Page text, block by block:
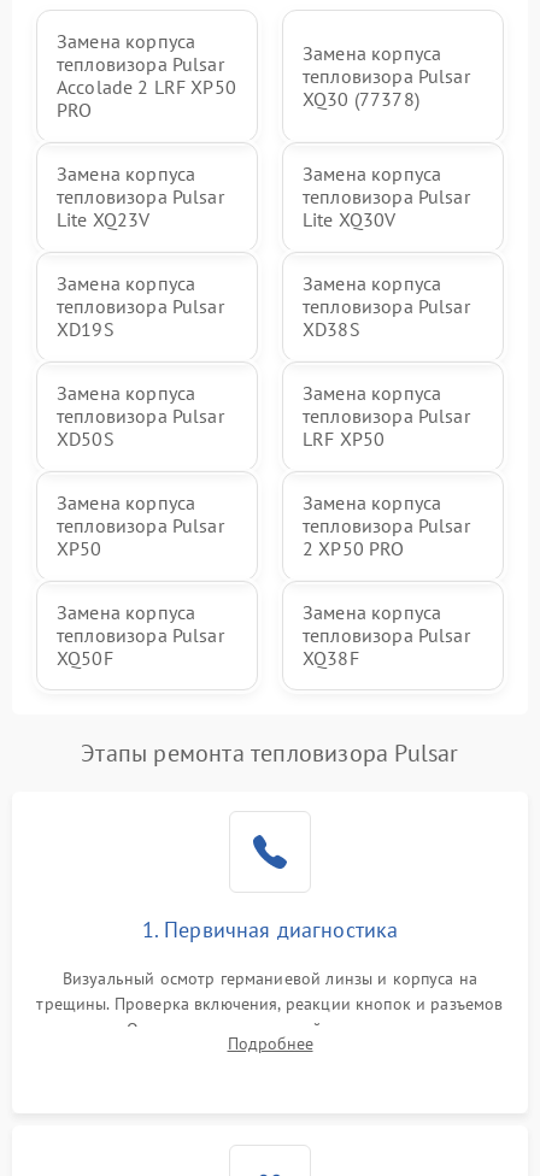
Замена корпуса
тепловизора Pulsar
Accolade 2 LRF XP50
PRO
Замена корпуса
тепловизора Pulsar
XQ30 (77378)
Замена корпуса
тепловизора Pulsar
Lite XQ23V
Замена корпуса
тепловизора Pulsar
Lite XQ30V
Замена корпуса
тепловизора Pulsar
XD19S
Замена корпуса
тепловизора Pulsar
XD38S
Замена корпуса
тепловизора Pulsar
XD50S
Замена корпуса
тепловизора Pulsar
LRF XP50
Замена корпуса
тепловизора Pulsar
XP50
Замена корпуса
тепловизора Pulsar
2 XP50 PRO
Замена корпуса
тепловизора Pulsar
XQ50F
Замена корпуса
тепловизора Pulsar
XQ38F
Этапы ремонта тепловизора Pulsar
1. Первичная диагностика
Визуальный осмотр германиевой линзы и корпуса на
трещины. Проверка включения, реакции кнопок и разъемов
зарядки. Оценка вывода тепловой сигнатуры на экран,
проверка базовых функций и считывание системных
Подробнее